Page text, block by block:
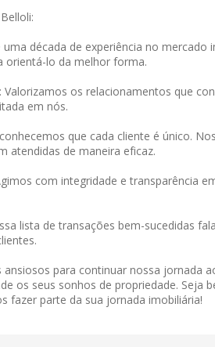
uma década de experiência no
orientá-lo da melhor forma.
Valorizamos os relacionamentos que
em nós.
que cada cliente é único.
atendidas de maneira eficaz.
com integridade e transparência
lista de transações bem-sucedidas
para continuar nossa jornada
os seus sonhos de propriedade. Seja
fazer parte da sua jornada imobiliária!